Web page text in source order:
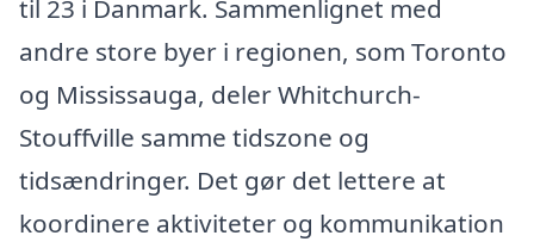
til 23 i Danmark. Sammenlignet med
andre store byer i regionen, som Toronto
og Mississauga, deler Whitchurch-
Stouffville samme tidszone og
tidsændringer. Det gør det lettere at
koordinere aktiviteter og kommunikation